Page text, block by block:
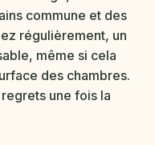
commune et des
régulièrement, un
même si cela
des chambres.
une fois la